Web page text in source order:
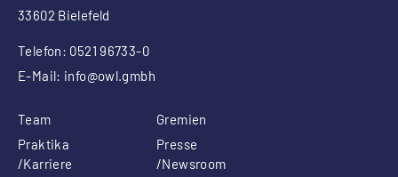
33602 Bielefeld
Telefon: 0521 96733-0
E-Mail: info@owl.gmbh
Team
Gremien
Praktika
/Karriere
Presse
/Newsroom